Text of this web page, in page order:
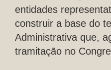
entidades
construir a base do
Administrativa que,
tramitação no